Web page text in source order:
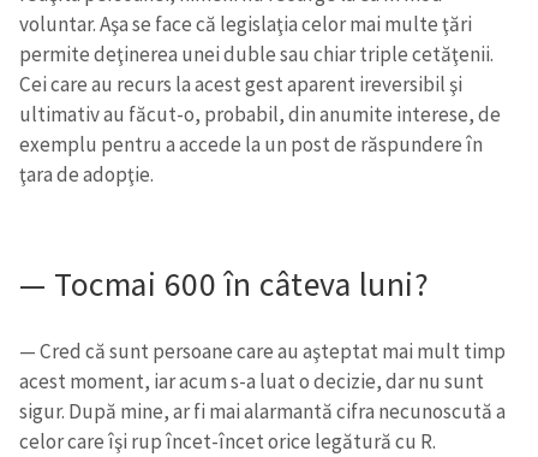
voluntar. Aşa se face că legislaţia celor mai multe ţări
permite deţinerea unei duble sau chiar triple cetăţenii.
Cei care au recurs la acest gest aparent ireversibil şi
ultimativ au făcut-o, probabil, din anumite interese, de
exemplu pentru a accede la un post de răspundere în
ţara de adopţie.
— Tocmai 600 în câteva luni?
— Cred că sunt persoane care au aşteptat mai mult timp
acest moment, iar acum s-a luat o decizie, dar nu sunt
sigur. După mine, ar fi mai alarmantă cifra necunoscută a
celor care îşi rup încet-încet orice legătură cu R.